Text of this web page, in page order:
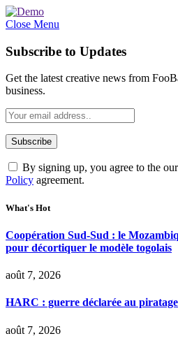
Close Menu
Subscribe to Updates
Get the latest creative news from
business.
By signing up, you agree to the
Policy agreement.
What's Hot
Coopération Sud-Sud : le
pour décortiquer le modèle togolais
août 7, 2026
HARC : guerre déclarée au
août 7, 2026